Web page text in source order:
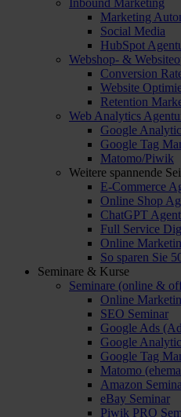
Inbound Marketing
Marketing
Social Media
HubSpot
Webshop- &
Conversion
Website
Retention
Web Analytics
Google
Google Tag
Matomo/Piwik
Weitere spannende
E-Commerce
Online Shop
ChatGPT
Full Service
Online
So sparen Sie
Seminare & Kurse
Seminare (online &
Online
SEO Seminar
Google Ads
Google
Google Tag
Matomo
Amazon
eBay Seminar
Piwik PRO